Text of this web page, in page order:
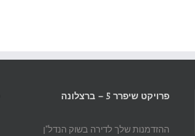
פרויקט שיפרר 5 – ברצלונה
ההזדמנות שלך לדירה בשוק הנדל"ן